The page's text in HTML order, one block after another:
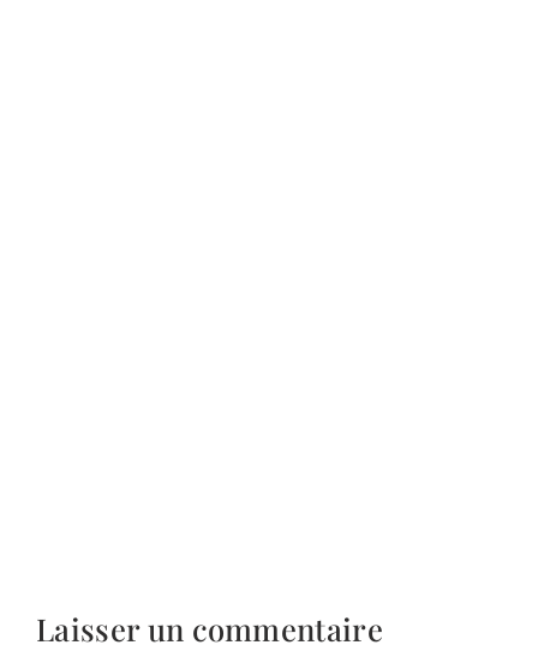
Laisser un commentaire